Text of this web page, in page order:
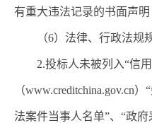
有重大违法记录的书面声明
（6）法律、行政法规
2.投标人未被列入“信
（www.creditchina.gov.cn） “
法案件当事人名单”、 “政府